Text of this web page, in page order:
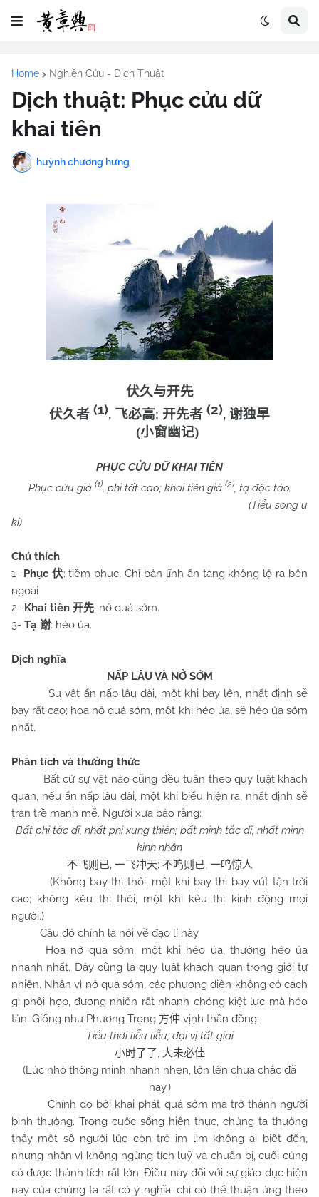
Home Nghiên Cứu - Dịch Thuật
Dịch thuật: Phục cửu dữ
khai tiên
huỳnh chương hưng
伏久与开先
伏久者 (1), 飞必高; 开先者 (2), 谢独早
(小窗幽记)
PHỤC CỬU DỮ KHAI TIÊN
Phục cửu giả (1), phi tất cao; khai tiên giả (2), tạ độc tảo.
(Tiểu song u
kí)
Chú thích
1- Phục 伏: tiềm phục. Chỉ bản lĩnh ẩn tàng không lộ ra bên
ngoài
2- Khai tiên 开先: nở quá sớm.
3- Tạ 谢: héo úa.
Dịch nghĩa
NẤP LÂU VÀ NỞ SỚM
Sự vật ẩn nấp lâu dài, một khi bay lên, nhất định sẽ
bay rất cao; hoa nở quá sớm, một khi héo úa, sẽ héo úa sớm
nhất.
Phân tích và thưởng thức
Bất cứ sự vật nào cũng đều tuân theo quy luật khách
quan, nếu ẩn nấp lâu dài, một khi biểu hiện ra, nhất định sẽ
tràn trề mạnh mẽ. Người xưa bảo rằng:
Bất phi tắc dĩ, nhất phi xung thiên; bất minh tắc dĩ, nhất minh
kinh nhân
不飞则已, 一飞冲天; 不鸣则已, 一鸣惊人
(Không bay thì thôi, một khi bay thì bay vút tận trời
cao; không kêu thì thôi, một khi kêu thì kinh động mọi
người.)
Câu đó chính là nói về đạo lí này.
Hoa nở quá sớm, một khi héo úa, thường héo úa
nhanh nhất. Đây cũng là quy luật khách quan trong giới tự
nhiên. Nhân vì nở quá sớm, các phương diện không có cách
gì phối hợp, đương nhiên rất nhanh chóng kiệt lực mà héo
tàn. Giống như Phương Trọng 方仲 vịnh thần đồng:
Tiểu thời liễu liễu, đại vị tất giai
小时了了, 大未必佳
(Lúc nhỏ thông minh nhanh nhẹn, lớn lên chưa chắc đã
hay.)
Chính do bởi khai phát quá sớm mà trở thành người
bình thường. Trong cuộc sống hiện thực, chúng ta thường
thấy một số người lúc còn trẻ im lìm không ai biết đến,
nhưng nhân vì không ngừng tích luỹ và chuẩn bị, cuối cùng
có được thành tích rất lớn. Điều này đối với sự giáo dục hiện
nay của chúng ta rất có ý nghĩa: chỉ có thể thuận ứng theo